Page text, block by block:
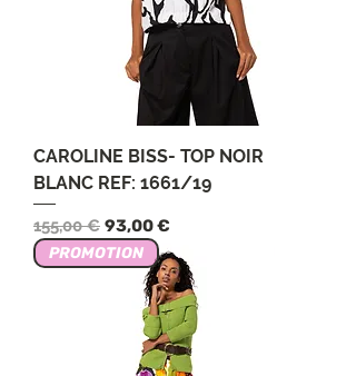
CAROLINE BISS- TOP NOIR
BLANC REF: 1661/19
Обычная цена
155,00 € Цена со скидкой
93,00 €
PROMOTION